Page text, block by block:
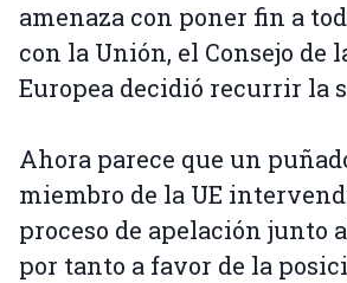
amenaza con poner fin a
con la Unión, el Consejo de
Europea decidió recurrir la
Ahora parece que un
miembro de la UE
proceso de apelación junto
por tanto a favor de la